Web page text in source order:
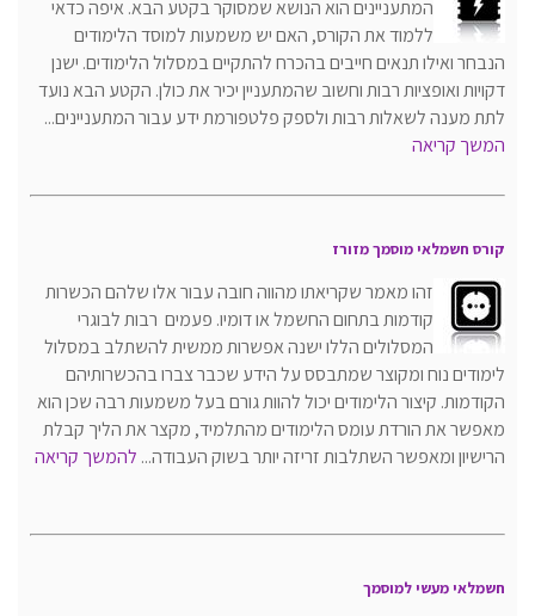
המתעניינים הוא הנושא שמסוקר בקטע הבא. איפה כדאי
ללמוד את הקורס, האם יש משמעות למוסד הלימודים
הנבחר ואילו תנאים חייבים בהכרח להתקיים במסלול הלימודים. ישנן
דקויות ואופציות רבות וחשוב שהמתעניין יכיר את כולן. הקטע הבא נועד
לתת מענה לשאלות רבות ולספק פלטפורמת ידע עבור המתעניינים...
המשך קריאה
קורס חשמלאי מוסמך מזורז
זהו מאמר שקריאתו מהווה חובה עבור אלו שלהם הכשרות
קודמות בתחום החשמל או דומיו. פעמים רבות לבוגרי
המסלולים הללו ישנה אפשרות ממשית להשתלב במסלול
לימודים נוח ומקוצר שמתבסס על הידע שכבר צברו בהכשרותיהם
הקודמות. קיצור הלימודים יכול להוות גורם בעל משמעות רבה שכן הוא
מאפשר את הורדת עומס הלימודים מהתלמיד, מקצר את הליך קבלת
הרישיון ומאפשר השתלבות זריזה יותר בשוק העבודה... להמשך קריאה
חשמלאי מעשי למוסמך